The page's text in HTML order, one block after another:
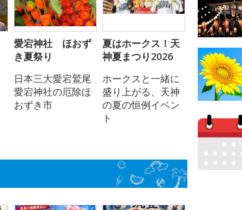
愛宕神社 ほおず
き夏祭り
日本三大愛宕鷲尾
愛宕神社の厄除ほ
おずき市
夏はホークス！天
神夏まつり2026
ホークスと一緒に
盛り上がる、天神
の夏の恒例イベン
ト